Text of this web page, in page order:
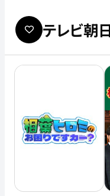
テレビ朝